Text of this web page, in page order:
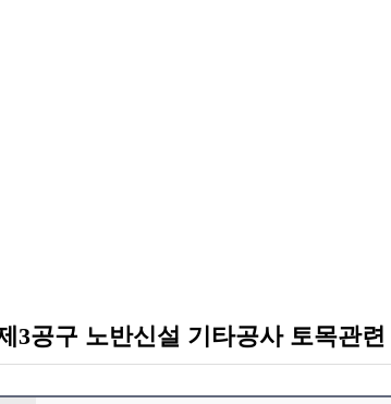
3공구 노반신설 기타공사 토목관